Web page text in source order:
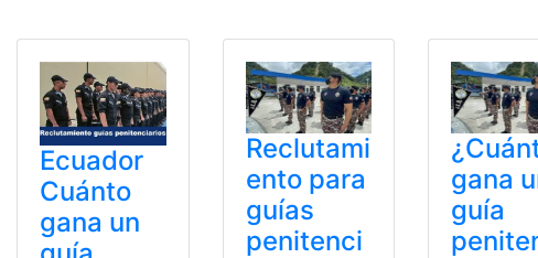
Ecuador
Cuánto
gana un
Reclutami
ento para
guías
penitenci
gana
guía